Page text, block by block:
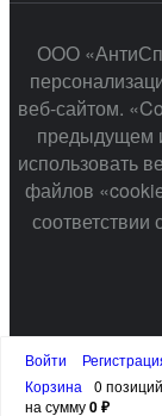
ООО
веб-сайтом.
предыдущем
использовать
файлов
соответствии
Войти
Корзина
0 позиций
на сумму0 ₽